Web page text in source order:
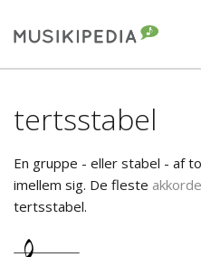
tertsstabel
En gruppe - eller stabel - af
imellem sig. De fleste
tertsstabel.